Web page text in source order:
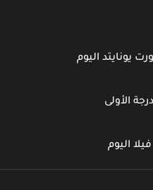
يونايتد اليوم
الأولى
اليوم